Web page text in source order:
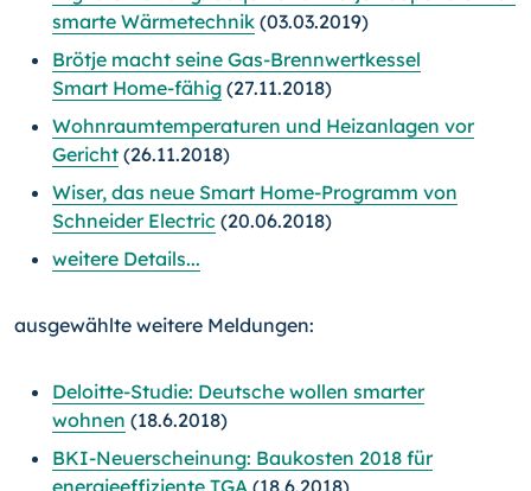
smarte Wärmetechnik (03.03.2019)
Brötje macht seine Gas-Brennwertkessel
Smart Home-fähig (27.11.2018)
Wohnraumtemperaturen und Heizanlagen vor
Gericht (26.11.2018)
Wiser, das neue Smart Home-Programm von
Schneider Electric (20.06.2018)
weitere Details...
ausgewählte weitere Meldungen:
Deloitte-Studie: Deutsche wollen smarter
wohnen (18.6.2018)
BKI-Neuerscheinung: Baukosten 2018 für